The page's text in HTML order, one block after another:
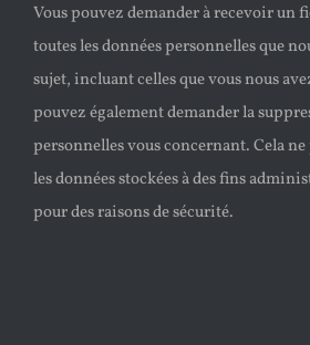
Vous pouvez demander à recevoir un
toutes les données personnelles que
sujet, incluant celles que vous nous
pouvez également demander la
personnelles vous concernant. Cela
les données stockées à des fins
pour des raisons de sécurité.